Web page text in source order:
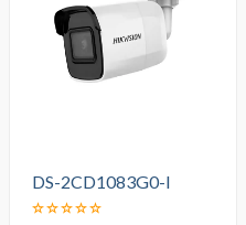
DS-2CD1083G0-I